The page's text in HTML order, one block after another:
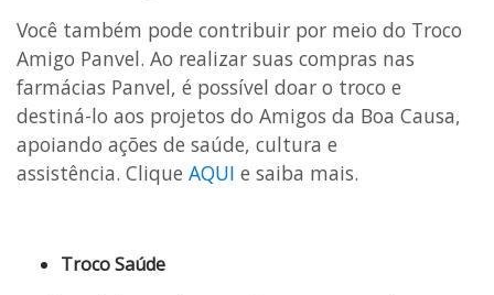
Você também pode contribuir por meio do Troco
Amigo Panvel. Ao realizar suas compras nas
farmácias Panvel, é possível doar o troco e
destiná-lo aos projetos do Amigos da Boa Causa,
apoiando ações de saúde, cultura e
assistência. Clique AQUI e saiba mais.
Troco Saúde